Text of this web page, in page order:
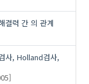
결력 간 의 관계
사, Holland검사,